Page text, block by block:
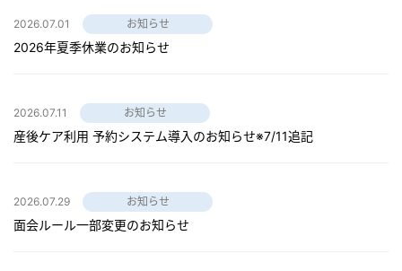
2026.07.01 お知らせ
2026年夏季休業のお知らせ
2026.07.11 お知らせ
産後ケア利用 予約システム導入のお知らせ※7/11追記
2026.07.29 お知らせ
面会ルール一部変更のお知らせ